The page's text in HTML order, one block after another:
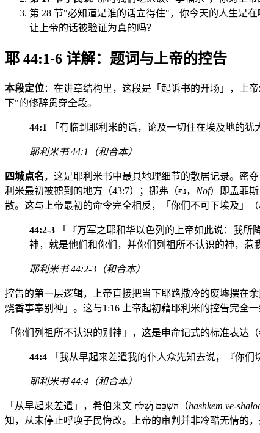
第 28 节"必知道是谁的话立得住"，你今天的人生是
让上帝的话被验证为真的吗？
耶 44:1-6 详解：题词与上帝的控告
本段定位：在讲章结构里，这段是「起诉书的开场」，上
下"的修辞贯穿全段。
44:1 「有临到耶利米的话，论及一切住在埃及地的
耶利米书 44:1（和合本）
四城点名，这是耶利米书中最具地理细节的散居记录。密夺
利米最初被掳到的地方（43:7）；挪弗（נֹף， Nof）即孟菲
散。这与上帝最初的命令完全相反，「你们不可下埃及」
44:2-3 「『万军之耶和华以色列的上帝如此说：我
神，就是他们和你们，并你们列祖所不认识的神，惹
耶利米书 44:2-3（和合本）
控告的第一层逻辑，上帝直接把当下耶路撒冷的废墟摆在
烧香事奉别神」。这与1:16 上帝起初藉耶利米的控告完全
「你们列祖所不认识的别神」，这是申命记式的标准表达
44:4 「我从早起来差遣我的仆人众先知去说，『你们
耶利米书 44:4（和合本）
「从早起来差遣」，希伯来文 הַשְׁכֵּם וְשָׁלֹחַ （hashkem ve-
知，从未停止呼唤子民悔改。上帝的审判并非冷酷无情的